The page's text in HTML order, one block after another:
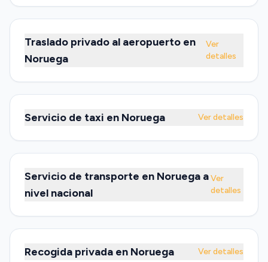
Traslado privado al aeropuerto en
Noruega
Ver
detalles
Servicio de taxi en Noruega Ver detalles
Servicio de transporte en Noruega a
nivel nacional
Ver
detalles
Recogida privada en Noruega Ver detalles